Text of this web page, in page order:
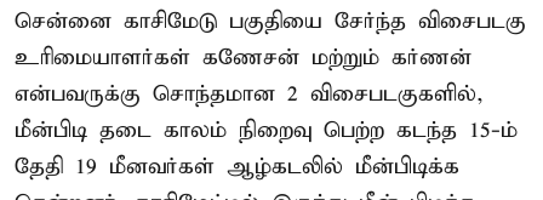
சென்னை காசிமேடு பகுதியை சேர்ந்த விசைபடகு
உரிமையாளர்கள் கணேசன் மற்றும் கர்ணன்
என்பவருக்கு சொந்தமான 2 விசைபடகுகளில்,
மீன்பிடி தடை காலம் நிறைவு பெற்ற கடந்த 15-ம்
தேதி 19 மீனவர்கள் ஆழ்கடலில் மீன்பிடிக்க